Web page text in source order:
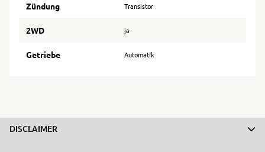
Zündung Transistor
2WD ja
Getriebe Automatik
DISCLAIMER